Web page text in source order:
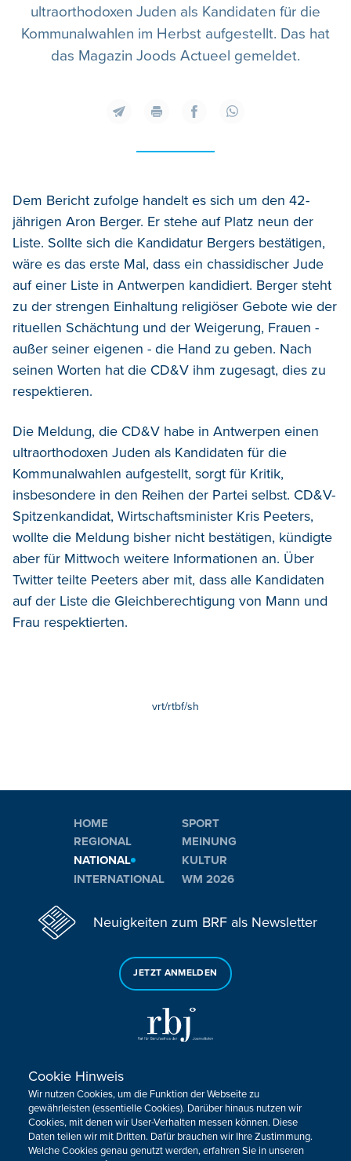
ultraorthodoxen Juden als Kandidaten für die
Kommunalwahlen im Herbst aufgestellt. Das hat
das Magazin Joods Actueel gemeldet.
Dem Bericht zufolge handelt es sich um den 42-
jährigen Aron Berger. Er stehe auf Platz neun der
Liste. Sollte sich die Kandidatur Bergers bestätigen,
wäre es das erste Mal, dass ein chassidischer Jude
auf einer Liste in Antwerpen kandidiert. Berger steht
zu der strengen Einhaltung religiöser Gebote wie der
rituellen Schächtung und der Weigerung, Frauen -
außer seiner eigenen - die Hand zu geben. Nach
seinen Worten hat die CD&V ihm zugesagt, dies zu
respektieren.
Die Meldung, die CD&V habe in Antwerpen einen
ultraorthodoxen Juden als Kandidaten für die
Kommunalwahlen aufgestellt, sorgt für Kritik,
insbesondere in den Reihen der Partei selbst. CD&V-
Spitzenkandidat, Wirtschaftsminister Kris Peeters,
wollte die Meldung bisher nicht bestätigen, kündigte
aber für Mittwoch weitere Informationen an. Über
Twitter teilte Peeters aber mit, dass alle Kandidaten
auf der Liste die Gleichberechtigung von Mann und
Frau respektierten.
vrt/rtbf/sh
HOME
REGIONAL
NATIONAL
INTERNATIONAL
SPORT
MEINUNG
KULTUR
WM 2026
Neuigkeiten zum BRF als Newsletter
JETZT ANMELDEN
Sie haben noch Fragen oder Anmerkungen?
KONTAKTIEREN SIE UNS!
Impressum Datenschutz Kontakt
Barrierefreiheit
Cookie Hinweis
Wir nutzen Cookies, um die Funktion der Webseite zu
gewährleisten (essentielle Cookies). Darüber hinaus nutzen wir
Cookies, mit denen wir User-Verhalten messen können. Diese
Daten teilen wir mit Dritten. Dafür brauchen wir Ihre Zustimmung.
Welche Cookies genau genutzt werden, erfahren Sie in unseren